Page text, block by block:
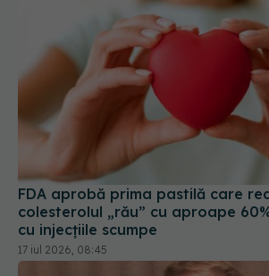
FDA aprobă prima pastilă care
colesterolul „rău” cu aproape
cu injecțiile scumpe
17 iul 2026, 08:45